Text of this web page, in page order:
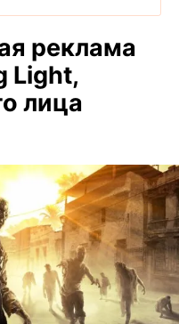
реклама
Light,
лица